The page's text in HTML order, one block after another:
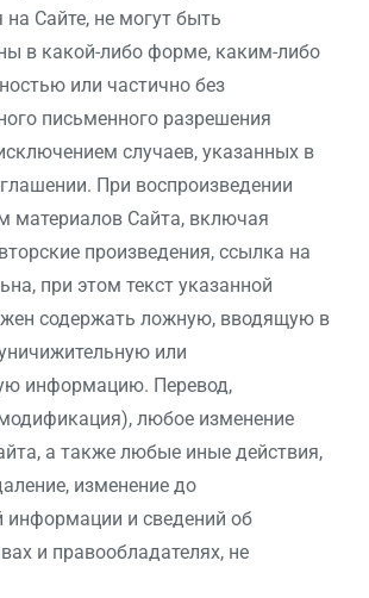
Сайте, не могут быть
в какой-либо форме, каким-либо
или частично без
письменного разрешения
случаев, указанных в
При воспроизведении
материалов Сайта, включая
произведения, ссылка на
при этом текст указанной
содержать ложную, вводящую в
или
информацию. Перевод,
любое изменение
а также любые иные действия,
изменение до
информации и сведений об
и правообладателях, не